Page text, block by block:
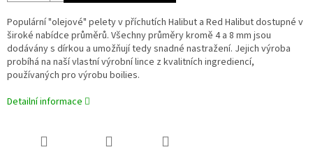
Populární "olejové" pelety v příchutích Halibut a Red Halibut dostupné v
široké nabídce průměrů. Všechny průměry kromě 4 a 8 mm jsou
dodávány s dírkou a umožňují tedy snadné nastražení. Jejich výroba
probíhá na naší vlastní výrobní lince z kvalitních ingrediencí,
používaných pro výrobu boilies.
Detailní informace